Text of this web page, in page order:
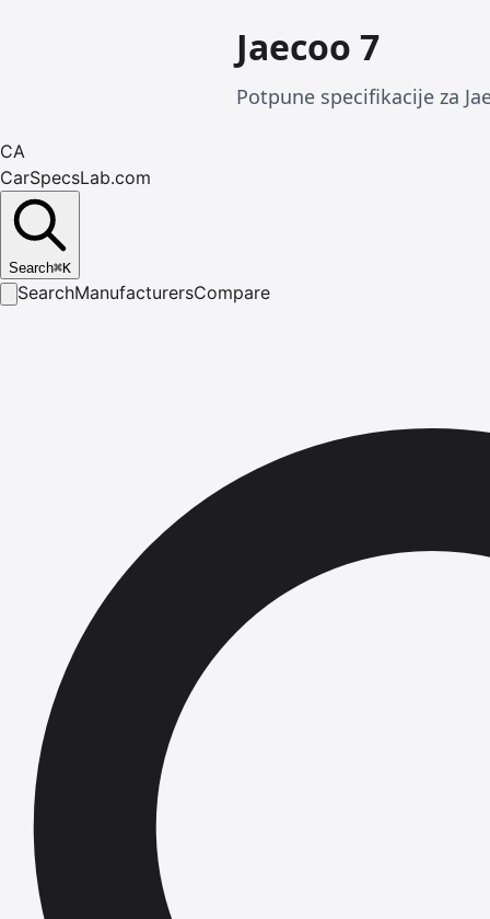
Jaecoo 7
Potpune specifikacije za
CA
CarSpecsLab.com
Search⌘K
SearchManufacturersCompare